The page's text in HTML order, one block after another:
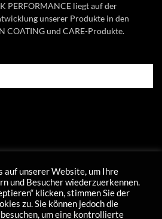
PERFORMANCE liegt auf der
unserer Produkte in den
COATING und CARE-Produkte.
auf unserer Website, um Ihre
und Besucher wiederzuerkennen.
klicken, stimmen Sie der
zu. Sie können jedoch die
um eine kontrollierte